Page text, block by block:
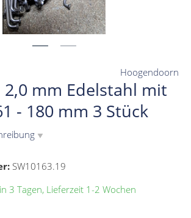
2,0 mm Edelstahl mit
- 180 mm 3 Stück
▼
Hoogendoorn
SW10163.19
3 Tagen, Lieferzeit 1-2 Wochen